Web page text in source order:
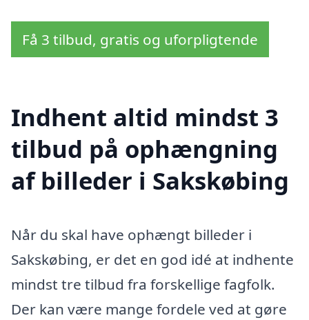
Få 3 tilbud, gratis og uforpligtende
Indhent altid mindst 3
tilbud på ophængning
af billeder i Sakskøbing
Når du skal have ophængt billeder i
Sakskøbing, er det en god idé at indhente
mindst tre tilbud fra forskellige fagfolk.
Der kan være mange fordele ved at gøre